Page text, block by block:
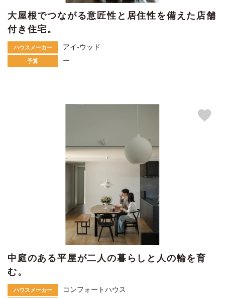
大屋根でつながる意匠性と居住性を備えた店舗
付き住宅。
ハウスメーカー アイ-ウッド
予算 ー
中庭のある平屋が二人の暮らしと人の輪を育
む。
ハウスメーカー コンフォートハウス